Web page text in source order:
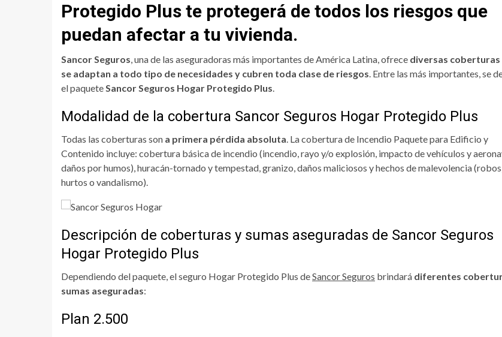
Protegido Plus te protegerá de todos los riesgos que
puedan afectar a tu vivienda.
Sancor Seguros, una de las aseguradoras más importantes de América Latina, ofrece diversas coberturas
se adaptan a todo tipo de necesidades y cubren toda clase de riesgos. Entre las más importantes, se
el paqueteSancor Seguros Hogar Protegido Plus.
Modalidad de la cobertura Sancor Seguros Hogar Protegido Plus
Todas las coberturas son a primera pérdida absoluta. La cobertura de Incendio Paquete para Edificio y
Contenido incluye: cobertura básica de incendio (incendio, rayo y/o explosión, impacto de vehículos y
daños por humos), huracán-tornado y tempestad, granizo, daños maliciosos y hechos de malevolencia
hurtos o vandalismo).
Descripción de coberturas y sumas aseguradas de Sancor Seguros
Hogar Protegido Plus
Dependiendo del paquete, el seguro Hogar Protegido Plus deSancor Seguros brindará diferentes
sumas aseguradas:
Plan 2.500